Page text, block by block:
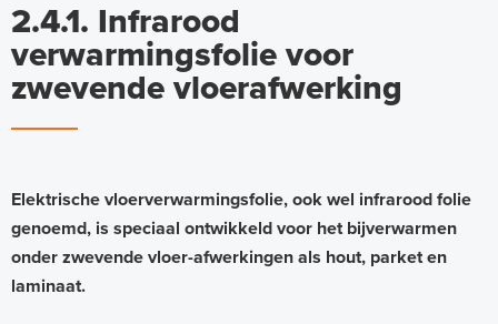
2.4.1. Infrarood
verwarmingsfolie voor
zwevende vloerafwerking
n
f
r
Elektrische vloerverwarmingsfolie, ook wel infrarood folie
genoemd, is speciaal ontwikkeld voor het bijverwarmen
onder zwevende vloer-afwerkingen als hout, parket en
laminaat.